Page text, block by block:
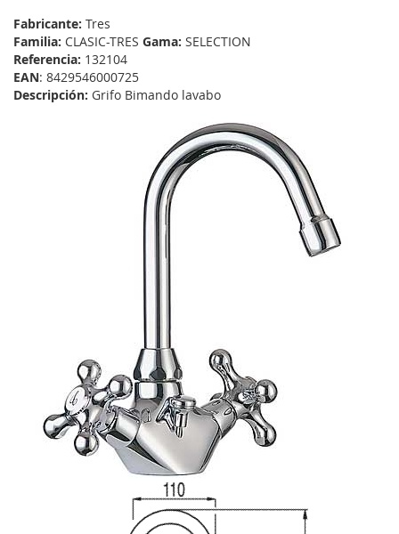
Fabricante: Tres
Familia: CLASIC-TRES Gama: SELECTION
Referencia: 132104
EAN: 8429546000725
Descripción: Grifo Bimando lavabo